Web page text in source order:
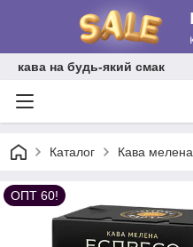
кава на будь-який смак
Каталог Кава мелена
ОПТ 60!